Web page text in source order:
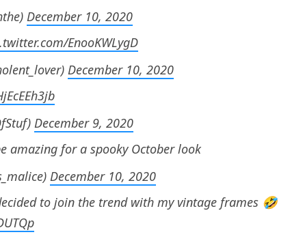
December 10, 2020
EnooKWLygD
December 10, 2020
December 9, 2020
amazing for a spooky October look
December 10, 2020
to join the trend with my vintage frames 🤣